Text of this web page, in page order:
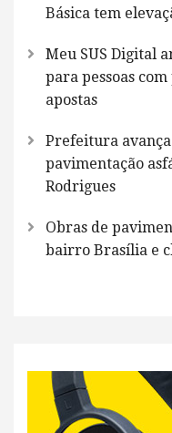
Básica tem
Meu SUS Digital
para pessoas
apostas
Prefeitura
pavimentação
Rodrigues
Obras de
bairro Brasília e